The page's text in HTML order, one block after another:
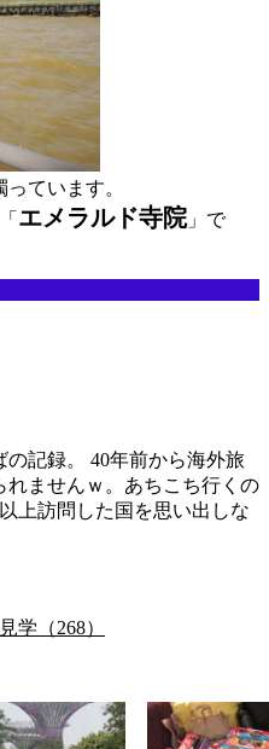
ています。
エメラルド寺院」で
記録。 40年前から海外旅
ませんｗ。あちこち行くの
上訪問した国を思い出しな
学（268）